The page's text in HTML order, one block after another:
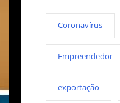
Coronavírus
Empreendedor
exportação